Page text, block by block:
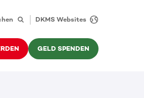
DKMS Websites
GELD SPENDEN